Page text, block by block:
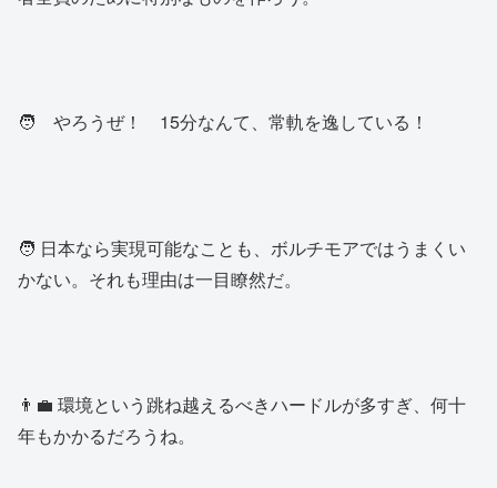
🧑 やろうぜ！ 15分なんて、常軌を逸している！
🧑 日本なら実現可能なことも、ボルチモアではうまくい
かない。それも理由は一目瞭然だ。
👨‍💼 環境という跳ね越えるべきハードルが多すぎ、何十
年もかかるだろうね。